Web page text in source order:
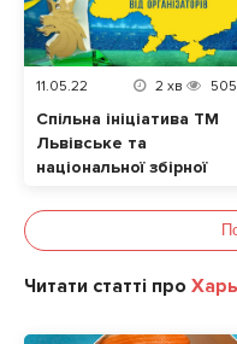
11.05.22 2 хв
Спільна ініціатива ТМ
Львівське та
національної збірної
Відтепер кожен
українцям
Читати статті про